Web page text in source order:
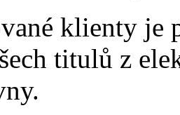
klienty je
titulů z